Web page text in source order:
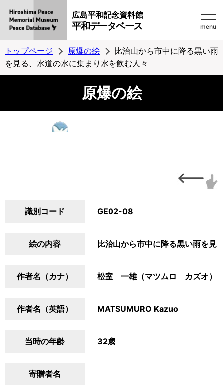
広島平和記念資料館
平和データベース menu
トップページ 原爆の絵
比治山から市中に降る黒い雨
を見る、水道の水に集まり水を飲む人々
原爆の絵
識別コード GE02-08
絵の内容 比治山から市中に降る黒い雨を見
作者名（カナ） 松室 一雄（マツムロ カズオ）
作者名（英語） MATSUMURO Kazuo
当時の年齢 32歳
寄贈者名